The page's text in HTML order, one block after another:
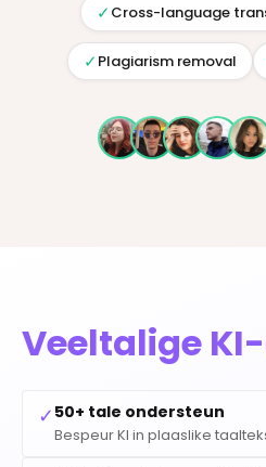
✓ Cross-language
✓ Plagiarism removal
Veeltalige
✓ 50+ tale ondersteun
Bespeur KI in plaaslike